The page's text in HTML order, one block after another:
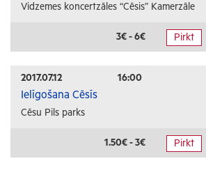
Vidzemes koncertzāles “Cēsis” Kamerzāle
3€ - 6€ Pirkt
2017.07.12 16:00
Ielīgošana Cēsīs
Cēsu Pils parks
1.50€ - 3€ Pirkt